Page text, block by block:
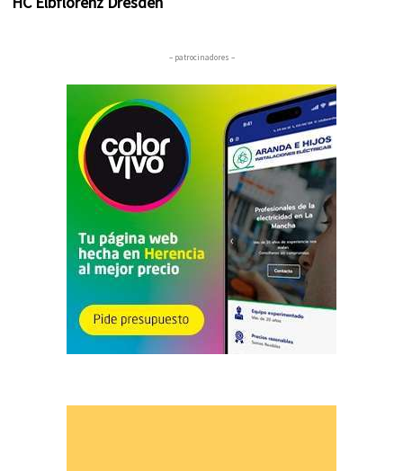
– patrocinadores –